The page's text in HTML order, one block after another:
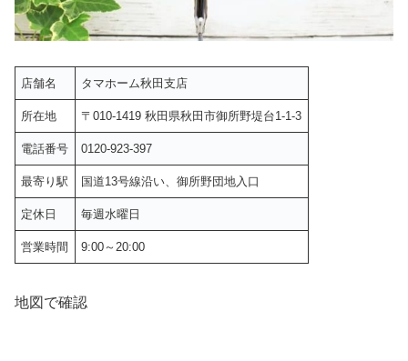
店舗名 タマホーム秋田支店
所在地 〒010-1419 秋田県秋田市御所野堤台1-1-3
電話番号 0120-923-397
最寄り駅 国道13号線沿い、御所野団地入口
定休日 毎週水曜日
営業時間 9:00～20:00
地図で確認